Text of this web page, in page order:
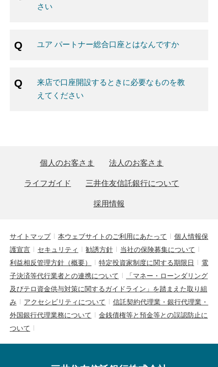
さい
ユア パートナー総合口座とはなんですか
来店で口座開設するときに必要なものを教
えてください
個人のお客さま
法人のお客さま
ライフガイド
三井住友信託銀行について
採用情報
サイトマップ 本ウェブサイトのご利用にあたって
個人情報保
護宣言
セキュリティ 勧誘方針
当社の保険募集について
利益相反管理方針（概要）
特定投資家制度に関する期限日
電
子決済等代行業者との連携について
「マネー・ローンダリング
及びテロ資金供与対策に関するガイドライン」を踏まえた取り組
み
アクセシビリティについて
信託契約代理業・銀行代理業・
外国銀行代理業務について
金銭債権等と預金等との誤認防止に
ついて